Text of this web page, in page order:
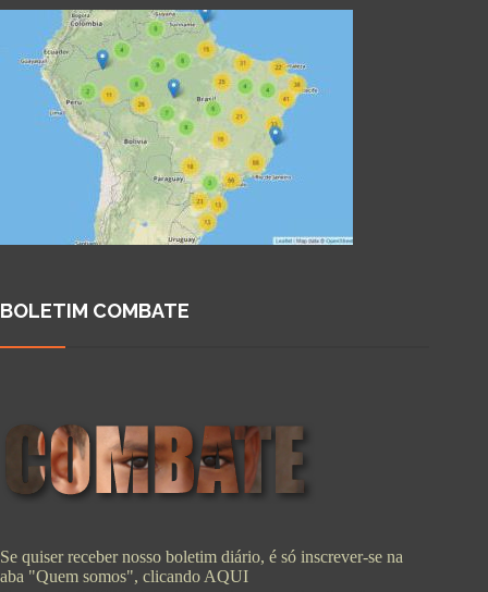
BOLETIM COMBATE
Se quiser receber nosso boletim diário, é só inscrever-se na
aba "Quem somos", clicandoAQUI